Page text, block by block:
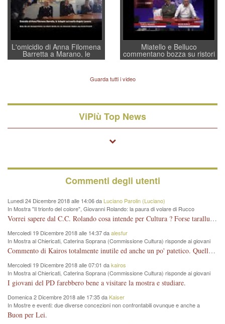
L'omicidio di Anna Filomena
Barretta a Marano, le
indagini dei carabinieri di
quelle di... Barbara D'Urso
Miatello e Belluco
commentano bozza su ristori
BPVi e Veneto Banca
Guarda tutti i video
ViPiù Top News
Commenti degli utenti
Lunedi 24 Dicembre 2018 alle 14:06 da Luciano Parolin (Luciano)
In Mostra "Il trionfo del colore", Giovanni Rolando: la paura di volare di Rucco
Vorrei sapere dal C.C. Rolando cosa intende per Cultura ? Forse tarallucci, vino e sagre, o spaghetti tricolori del PD ? Il continuo (s)parlare della mostra a Palazzo Chiericati caro consigliere DANNEGGIA FORTEMENTE l'immagine della città TUTTA e fa deviare i consensi che in RUSSIA (badi bene ex U.R.S.S.) sono ECCELLENTI. A livello artistico l'evento è di alta Valenza culturale, COMPITO di Tutta la Cittadinanza fare il possibile per propagandare l'iniziativa senza farne UN CASO PARTITICO come fa Lei da sempre. Meno Gazebo + Partecipazione! E così sia. Amen.
Mercoledi 19 Dicembre 2018 alle 14:37 daalesfur
In Mostra al Chiericati, Caterina Soprana (Commissione Cultura) risponde ai giovani
del Pd: "realizzata a costo zero per il Comune"
Commento di Kairos totalmente inutile ed anche un po' patetico. Quella che è completamente mancata è stata la promozione internazionale dell'evento effettuata da chi lo sa fare, l'amministrazione in questo è stata totalmente assente relegando al provincialismo una mostra che meritava ben altre platee ed i risultati sono sotto gli occhi di tutti. Su questo bisogna parlare, il fatto di averla organizzata al Chiericati certo non ha aiutato ma è un aspetto secondario rispetto a quello della promozione. In città con le mostre organizzate da Goldin - che certo ha fatto principalmente i suoi interessi, ma ne ha comunque beneficiato la città in immagine e commercio per il centro - arrivavano giornalmente pullman carichi di turisti. Dove sono i turisti ora?
Mercoledi 19 Dicembre 2018 alle 07:01 dakairos
In Mostra al Chiericati, Caterina Soprana (Commissione Cultura) risponde ai giovani
del Pd: "realizzata a costo zero per il Comune"
I giovani del PD farebbero bene a visitare la mostra e studiare.
Domenica 2 Dicembre 2018 alle 17:35 daKaiser
In Mostre e eventi: due diverse concezioni non confrontabili ovunque e anche a
Vicenza
Buon per Lei.